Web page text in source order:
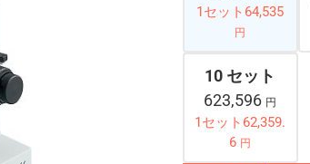
1セット64,535
円
10 セット
623,596 円
1セット62,359.
6 円